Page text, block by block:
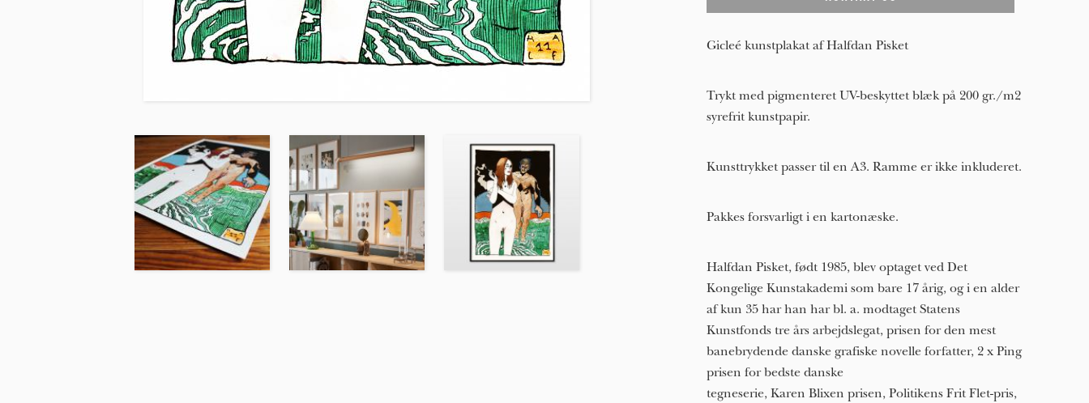
Gicleé kunstplakat af Halfdan Pisket
Trykt med pigmenteret UV-beskyttet blæk på 200 gr./m2
syrefrit kunstpapir.
Kunsttrykket passer til en A3. Ramme er ikke inkluderet.
Pakkes forsvarligt i en kartonæske.
Halfdan Pisket, født 1985, blev optaget ved Det
Kongelige Kunstakademi som bare 17 årig, og i en alder
af kun 3​5​ har han har bl. a. modtaget Statens
Kunstfonds tre års arbejdslegat, prisen for den mest
banebrydende danske grafiske novelle forfatter, 2 x Ping
prisen for bedste danske
tegneserie, Karen Blixen prisen, Politikens Frit Flet-pris,